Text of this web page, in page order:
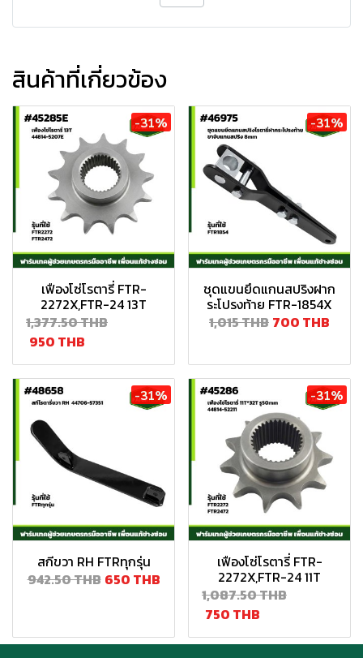
สินค้าที่เกี่ยวข้อง
-31%
เฟืองโซ่โรตารี่ FTR-
2272X,FTR-24 13T
1,377.50 THB
950 THB
-31%
ชุดแขนยึดแกนสปริงฝาก
ระโปรงท้าย FTR-1854X
1,015 THB 700 THB
-31%
สกีขวา RH FTRทุกรุ่น
942.50 THB 650 THB
-31%
เฟืองโซ่โรตารี่ FTR-
2272X,FTR-24 11T
1,087.50 THB
750 THB